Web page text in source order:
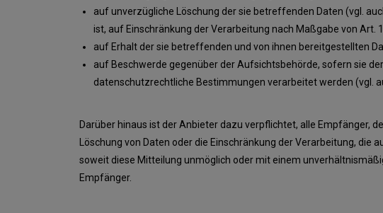
auf unverzügliche Löschung der sie betreffenden Daten (vgl.
ist, auf Einschränkung der Verarbeitung nach Maßgabe von Art.
auf Erhalt der sie betreffenden und von ihnen bereitgestellten
auf Beschwerde gegenüber der Aufsichtsbehörde, sofern sie
datenschutzrechtliche Bestimmungen verarbeitet werden (vgl.
Darüber hinaus ist der Anbieter dazu verpflichtet, alle Empfänger,
Löschung von Daten oder die Einschränkung der Verarbeitung,
soweit diese Mitteilung unmöglich oder mit einem
Empfänger.